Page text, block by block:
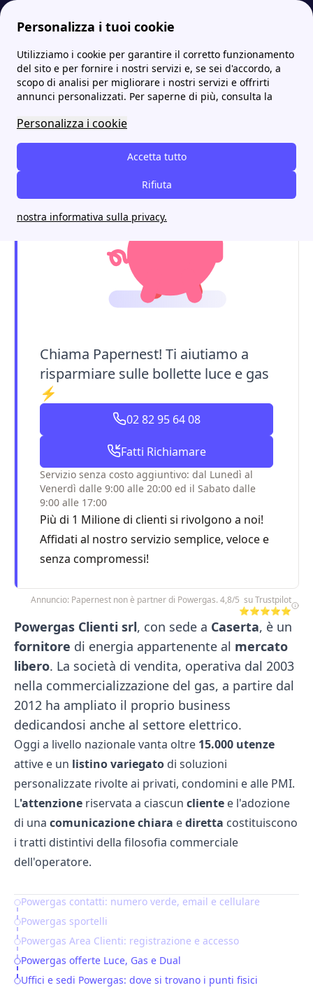
Personalizza i tuoi cookie
Utilizziamo i cookie per garantire il corretto funzionamento
del sito e per fornire i nostri servizi e, se sei d'accordo, a
scopo di analisi per migliorare i nostri servizi e offrirti
annunci personalizzati. Per saperne di più, consulta la
Personalizza i cookie
Accetta tutto
Rifiuta
nostra informativa sulla privacy.
Energia-Luce.it MoreGas Powergas: contatti, recensioni e offerte
Powergas: contatti,
recensioni e offerte
Chiama Papernest! Ti aiutiamo a
risparmiare sulle bollette luce e gas
⚡
02 82 95 64 08
Fatti Richiamare
Servizio senza costo aggiuntivo: dal Lunedì al
Venerdì dalle 9:00 alle 20:00 ed il Sabato dalle
9:00 alle 17:00
Più di 1 Milione di clienti si rivolgono a noi!
Affidati al nostro servizio semplice, veloce e
senza compromessi!
Annuncio: Papernest non è partner di Powergas. 4,8/5 su Trustpilot
⭐⭐⭐⭐⭐
Powergas Clienti srl, con sede a Caserta, è un
fornitore di energia appartenente al mercato
libero. La società di vendita, operativa dal 2003
nella commercializzazione del gas, a partire dal
2012 ha ampliato il proprio business
dedicandosi anche al settore elettrico.
Oggi a livello nazionale vanta oltre 15.000 utenze
attive e un listino variegato di soluzioni
personalizzate rivolte ai privati, condomini e alle PMI.
L'attenzione riservata a ciascun cliente e l'adozione
di una comunicazione chiara ediretta costituiscono
i tratti distintivi della filosofia commerciale
dell'operatore.
Table of Contents
Powergas contatti: numero verde, email e cellulare
Powergas sportelli
Powergas Area Clienti: registrazione e accesso
Powergas offerte Luce, Gas e Dual
Uffici e sedi Powergas: dove si trovano i punti fisici